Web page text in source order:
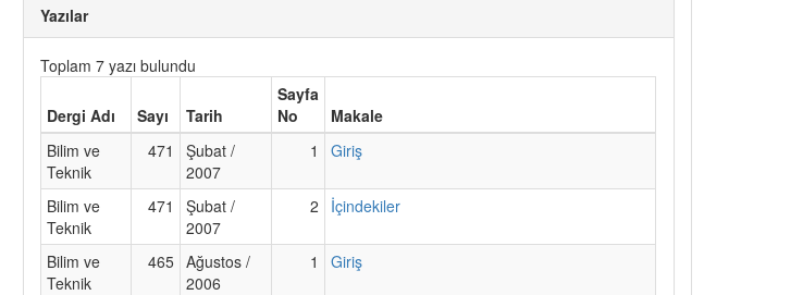
Yazılar
Toplam 7 yazı bulundu
Dergi Adı Sayı Tarih
Sayfa
No
Makale
Bilim ve
Teknik
471
Şubat /
2007
1 Giriş
Bilim ve
Teknik
471
Şubat /
2007
2 İçindekiler
Bilim ve
Teknik
465 Ağustos /
2006
1 Giriş